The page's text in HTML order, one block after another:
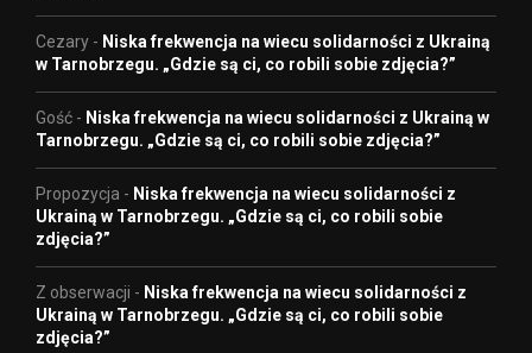
Cezary - Niska frekwencja na wiecu solidarności z Ukrainą
w Tarnobrzegu. „Gdzie są ci, co robili sobie zdjęcia?”
Gość - Niska frekwencja na wiecu solidarności z Ukrainą w
Tarnobrzegu. „Gdzie są ci, co robili sobie zdjęcia?”
Propozycja - Niska frekwencja na wiecu solidarności z
Ukrainą w Tarnobrzegu. „Gdzie są ci, co robili sobie
zdjęcia?”
Z obserwacji - Niska frekwencja na wiecu solidarności z
Ukrainą w Tarnobrzegu. „Gdzie są ci, co robili sobie
zdjęcia?”